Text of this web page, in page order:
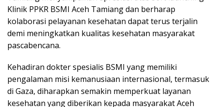
Klinik PPKR BSMI Aceh Tamiang dan berharap
kolaborasi pelayanan kesehatan dapat terus terjalin
demi meningkatkan kualitas kesehatan masyarakat
pascabencana.
Kehadiran dokter spesialis BSMI yang memiliki
pengalaman misi kemanusiaan internasional, termasuk
di Gaza, diharapkan semakin memperkuat layanan
kesehatan yang diberikan kepada masyarakat Aceh